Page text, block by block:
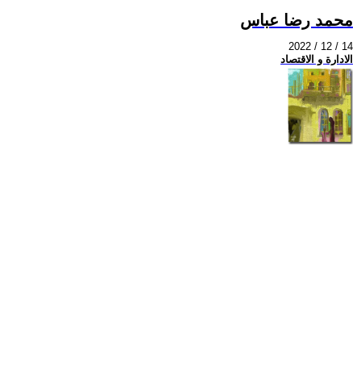
محمد رضا عباس
2022 / 12 / 14
الادارة و الاقتصاد